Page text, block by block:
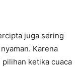
juga sering
Karena
ketika cuaca